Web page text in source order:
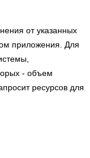
от указанных
приложения. Для
- объем
ресурсов для